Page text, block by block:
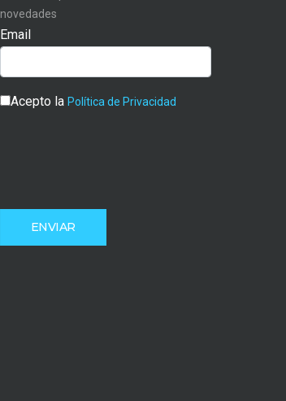
novedades
Email
Acepto la Política de Privacidad